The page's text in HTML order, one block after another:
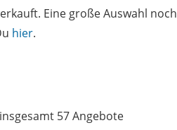
Eine große Auswahl noch
hier.
57 Angebote